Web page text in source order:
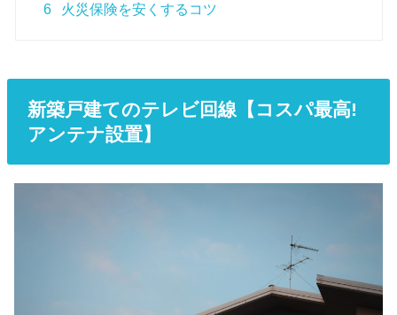
6 火災保険を安くするコツ
新築戸建てのテレビ回線【コスパ最高!
アンテナ設置】